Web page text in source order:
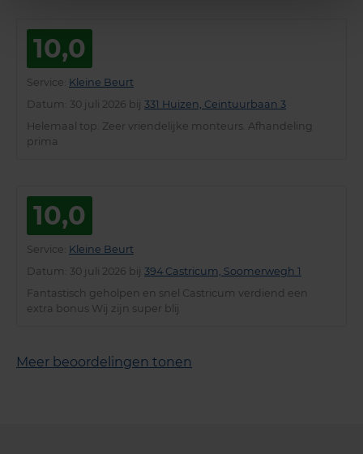
10,0
Service Kleine Beurt
Datum : 30 juli 2026 bij 331 Huizen, Ceintuurbaan 3
Helemaal top. Zeer vriendelijke monteurs. Afhandeling
prima
10,0
Service Kleine Beurt
Datum : 30 juli 2026 bij 394 Castricum, Soomerwegh 1
Fantastisch geholpen en snel Castricum verdiend een
extra bonus Wij zijn super blij
Meer beoordelingen tonen